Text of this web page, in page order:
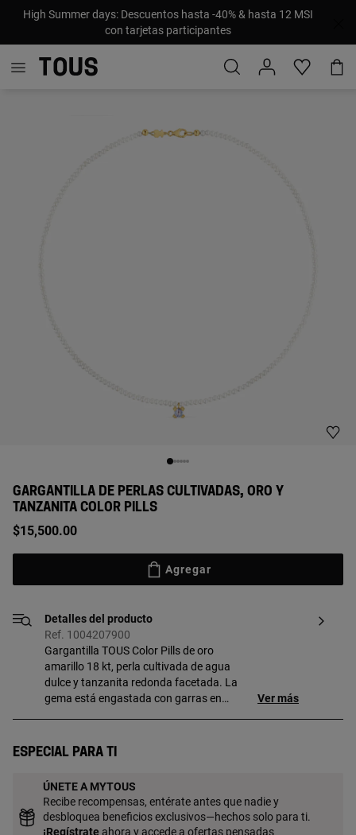
High Summer days: Descuentos hasta -40% & hasta 12 MSI
con tarjetas participantes
GARGANTILLA DE PERLAS CULTIVADAS, ORO Y
TANZANITA COLOR PILLS
$15,500.00
Agregar
Detalles del producto
Ref. 1004207900
Gargantilla TOUS Color Pills de oro
amarillo 18 kt, perla cultivada de agua
dulce y tanzanita redonda facetada. La
gema está engastada con garras en
Longitud gargantilla: 40 cm. Cierre reasa.
Ver más
Especial para ti
ÚNETE A MYTOUS
Recibe recompensas, entérate antes que nadie y
desbloquea beneficios exclusivos—hechos solo para ti.
¡Regístrate ahora y accede a ofertas pensadas